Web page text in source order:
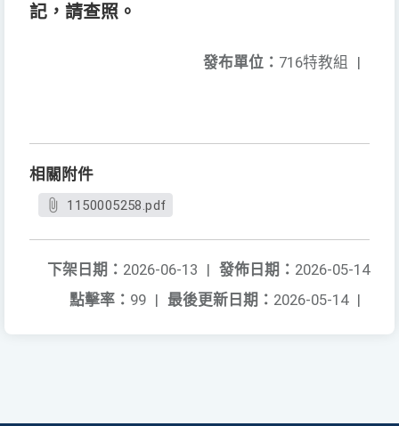
記，請查照。
發布單位： 716特教組 |
相關附件
1150005258.pdf
發佈日期： 2026-05-14
下架日期： 2026-06-13 |
最後更新日期： 2026-05-14 |
點擊率： 99 |